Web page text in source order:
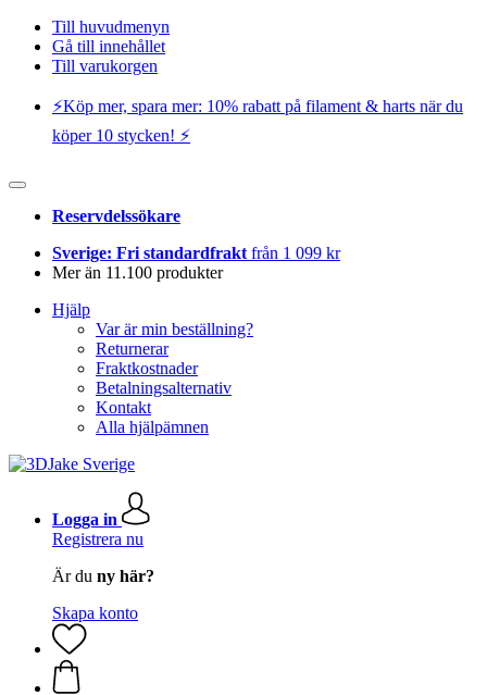
Till huvudmenyn
Gå till innehållet
Till varukorgen
⚡️Köp mer, spara mer: 10% rabatt på filament & harts när du
köper 10 stycken! ⚡️
Reservdelssökare
Sverige: Fri standardfrakt från 1 099 kr
Mer än 11.100 produkter
Hjälp
Var är min beställning?
Returnerar
Fraktkostnader
Betalningsalternativ
Kontakt
Alla hjälpämnen
Logga in
Registrera nu
Är du ny här?
Skapa konto